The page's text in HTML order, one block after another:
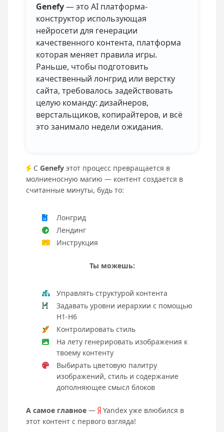
Genefy— это AI платформа-
конструктор использующая
нейросети для генерации
качественного контента, платформа
которая меняет правила игры.
Раньше, чтобы подготовить
качественный лонгрид или верстку
сайта, требовалось задействовать
целую команду: дизайнеров,
верстальщиков, копирайтеров, и всё
это занимало недели ожидания.
С Genefy этот процесс превращается в
молниеносную магию — контент создается в
считанные минуты, будь то:
Лонгрид
Лендинг
Инструкция
Ты можешь:
Управлять структурой контента
Задавать уровни иерархии с помощью
H1-H6
Контролировать стиль
На лету генерировать изображения к
твоему контенту
Выбирать цветовую палитру
изображений, стиль и содержание
дополняющее смысл блоков
А самое главное —
Yandex уже влюбился в
этот контент с первого взгляда!